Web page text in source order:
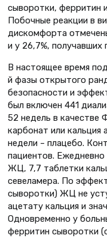
сыворотки, ферритин
Побочные реакции в
дискомфорта
и у 26,7%, получавших
В настоящее время
й фазы открытого
безопасности и
был включен 441
52 недель в
карбонат или кальция
недели – плацебо.
пациентов.
ЖЦ, 7,7 таблетки
севеламера. По
сыворотки) ЖЦ не
ацетату кальция и
Одновременно у
ферритин сыворотки